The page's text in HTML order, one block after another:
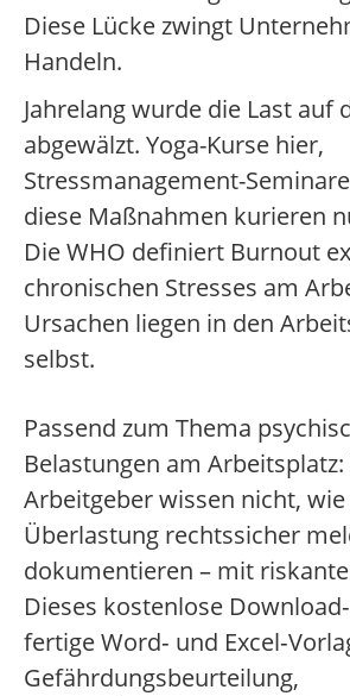
Diese Lücke zwingt
Handeln.
Jahrelang wurde die Last auf
abgewälzt. Yoga-Kurse hier,
Stressmanagement-
diese Maßnahmen kurieren
Die WHO definiert Burnout
chronischen Stresses am
Ursachen liegen in den
selbst.
Passend zum Thema
Belastungen am Arbeitsplatz:
Arbeitgeber wissen nicht, wie
Überlastung rechtssicher
dokumentieren – mit
Dieses kostenlose
fertige Word‑ und
Gefährdungsbeurteilung,